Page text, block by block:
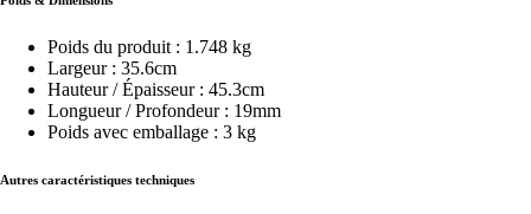
Poids du produit : 1.748 kg
Largeur : 35.6cm
Hauteur / Épaisseur : 45.3cm
Longueur / Profondeur : 19mm
Poids avec emballage : 3 kg
Autres caractéristiques techniques